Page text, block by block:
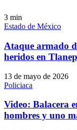
3 min
Estado de México
Ataque armado
heridos en
13 de mayo de 2026
Policiaca
Video: Balacera
hombres y uno